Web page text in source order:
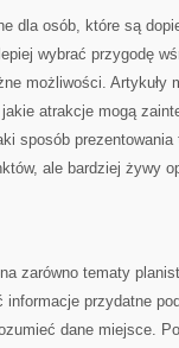
dla osób, które są
wybrać przygodę
możliwości. Artykuły
atrakcje mogą
sposób
ale bardziej żywy
zarówno tematy
przydatne
dane miejsce.